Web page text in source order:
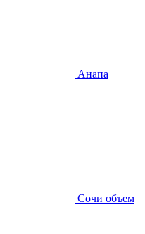
Анапа
Сочи объем